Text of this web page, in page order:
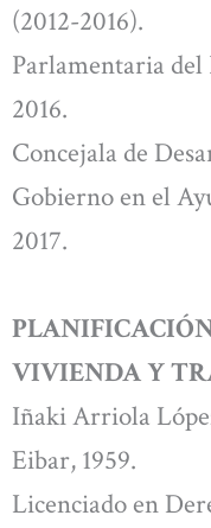
(2012-2016).
Parlamentaria del
2016.
Concejala de
Gobierno en el
2017.
VIVIENDA Y
Iñaki Arriola
Eibar, 1959.
Licenciado en